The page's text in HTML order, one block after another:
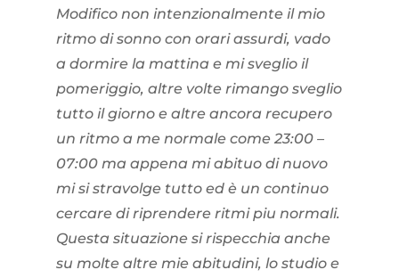
Modifico non intenzionalmente il mio
ritmo di sonno con orari assurdi, vado
a dormire la mattina e mi sveglio il
pomeriggio, altre volte rimango sveglio
tutto il giorno e altre ancora recupero
un ritmo a me normale come 23:00 –
07:00 ma appena mi abituo di nuovo
mi si stravolge tutto ed è un continuo
cercare di riprendere ritmi piu normali.
Questa situazione si rispecchia anche
su molte altre mie abitudini, lo studio e